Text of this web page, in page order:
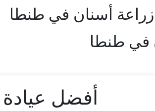
أسنان في طنطا
في طنطا
أفضل